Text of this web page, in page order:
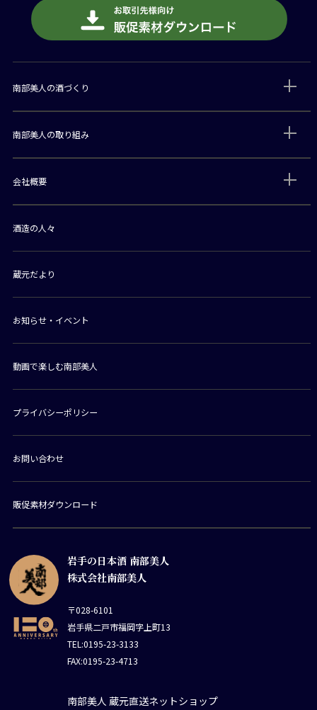
岩手の日本酒 南部美人
株式会社南部美人
〒028-6101
岩手県二戸市福岡字上町13
TEL:0195-23-3133
FAX:0195-23-4713
南部美人 蔵元直送ネットショップ
南部美人の酒づくり
南部美人の取り組み
会社概要
酒造の人々
蔵元だより
お知らせ・イベント
動画で楽しむ南部美人
プライバシーポリシー
お問い合わせ
販促素材ダウンロード